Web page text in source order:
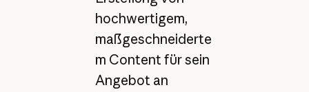
hochwertigem,
maßgeschneiderte
m Content für sein
Angebot an